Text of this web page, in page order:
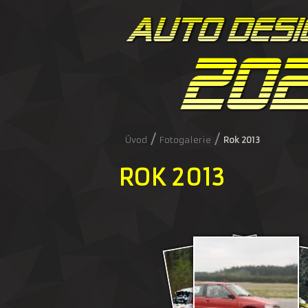
Úvod / Fotogalerie / Rok 2013
ROK 2013